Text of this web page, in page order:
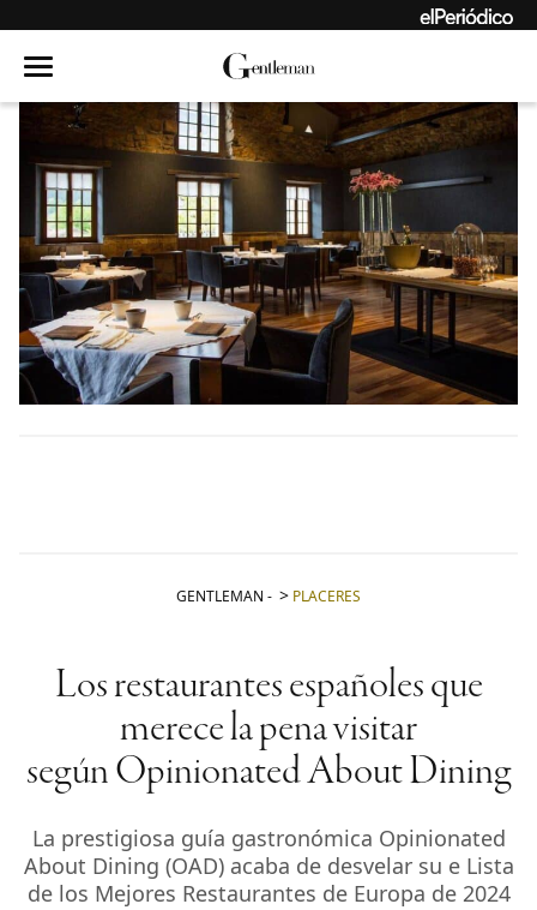
GENTLEMAN - PLACERES
Los restaurantes españoles que
merece la pena visitar
según Opinionated About Dining
La prestigiosa guía gastronómica Opinionated
About Dining (OAD) acaba de desvelar su e Lista
de los Mejores Restaurantes de Europa de 2024